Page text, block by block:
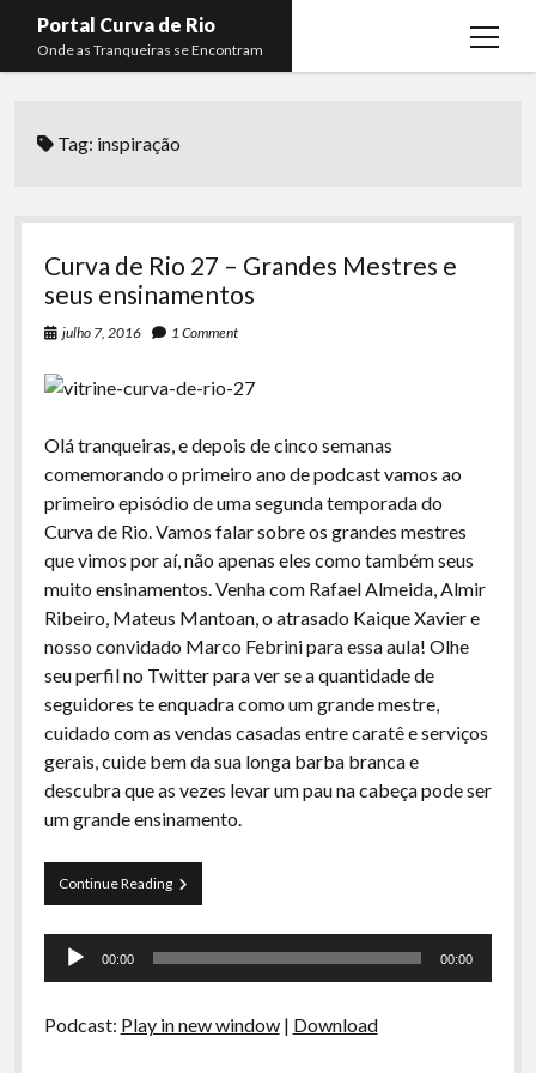
Portal Curva de Rio
Onde as Tranqueiras se Encontram
open
menu
Curva de Rio
Komos
La Siesta Podcast
Arquivo CDR
Papo Tranqueira
A Ripa É a Lei
Especiais
Preliminares
Membros
open
Lucas Oliveira
Kaique Xavier
Tag: inspiração
Curva de Rio 27 – Grandes Mestres e
seus ensinamentos
julho 7, 2016 1 Comment
Olá tranqueiras, e depois de cinco semanas
comemorando o primeiro ano de podcast vamos ao
primeiro episódio de uma segunda temporada do
Curva de Rio. Vamos falar sobre os grandes mestres
que vimos por aí, não apenas eles como também seus
muito ensinamentos. Venha com Rafael Almeida, Almir
Ribeiro, Mateus Mantoan, o atrasado Kaique Xavier e
nosso convidado Marco Febrini para essa aula! Olhe
seu perfil no Twitter para ver se a quantidade de
seguidores te enquadra como um grande mestre,
cuidado com as vendas casadas entre caratê e serviços
gerais, cuide bem da sua longa barba branca e
descubra que as vezes levar um pau na cabeça pode ser
um grande ensinamento.
Continue ReadingCurva
de
–
e
Tocador
00:00 00:00
Podcast: Play in new window| Download